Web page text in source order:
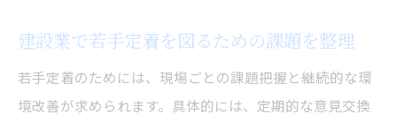
建設業で若手定着を図るための課題を整理
若手定着のためには、現場ごとの課題把握と継続的な環
境改善が求められます。具体的には、定期的な意見交換